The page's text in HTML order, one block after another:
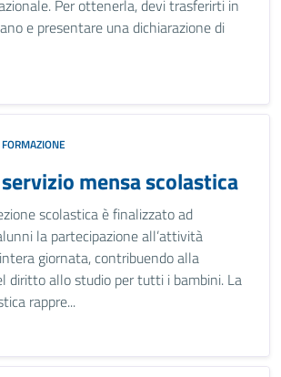
Per ottenerla, devi trasferirti in
e presentare una dichiarazione di
mensa scolastica
scolastica è finalizzato ad
la partecipazione all’attività
giornata, contribuendo alla
diritto allo studio per tutti i bambini. La
rappre...